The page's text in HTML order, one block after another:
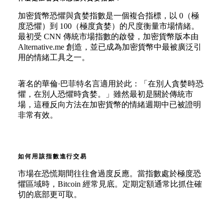
加密貨幣恐懼與貪婪指數是一個複合指標，以 0（極
度恐懼）到 100（極度貪婪）的尺度衡量市場情緒。
最初受 CNN 傳統市場指數的啟發，加密貨幣版本由
Alternative.me 創造，並已成為加密貨幣中最被廣泛引
用的情緒工具之一。
著名的華倫·巴菲特名言適用於此：「在別人貪婪時恐
懼，在別人恐懼時貪婪。」雖然最初是關於傳統市
場，這種反向方法在加密貨幣的情緒週期中已被證明
非常有效。
如何用該指數進行交易
市場在恐慌期間往往會過度反應。當指數處於極度恐
懼區域時，Bitcoin 經常見底。定期定額通常比抓住確
切的底部更可取。